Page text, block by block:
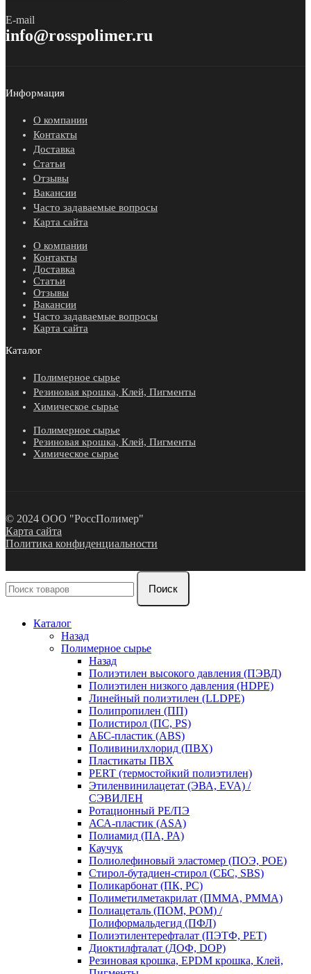
E-mail
info@rosspolimer.ru
Информация
О компании
Контакты
Доставка
Статьи
Отзывы
Вакансии
Часто задаваемые вопросы
Карта сайта
О компании
Контакты
Доставка
Статьи
Отзывы
Вакансии
Часто задаваемые вопросы
Карта сайта
Каталог
Полимерное сырье
Резиновая крошка, Клей, Пигменты
Химическое сырье
Полимерное сырье
Резиновая крошка, Клей, Пигменты
Химическое сырье
© 2024 ООО "РоссПолимер"
Карта сайта
Политика конфиденциальности
Поиск
Каталог
Назад
Полимерное сырье
Назад
Полиэтилен высокого давления (ПЭВД)
Полиэтилен низкого давления (HDPE)
Линейный полиэтилен (LLDPE)
Полипропилен (ПП)
Полистирол (ПС, PS)
АБС-пластик (ABS)
Поливинилхлорид (ПВХ)
Пластикаты ПВХ
PERT (термостойкий полиэтилен)
Этиленвинилацетат (ЭВА, EVA) /
СЭВИЛЕН
Ротационный PE/ПЭ
АСА-пластик (ASA)
Полиамид (ПА, PA)
Каучук
Полиолефиновый эластомер (ПОЭ, POE)
Стирол-бутадиен-стирол (СБС, SBS)
Поликарбонат (ПК, PC)
Полиметилметакрилат (ПММА, PMMA)
Полиацеталь (ПОМ, POM) /
Полиформальдегид (ПФЛ)
Полиэтилентерефталат (ПЭТФ, PET)
Диоктилфталат (ДОФ, DOP)
Резиновая крошка, EPDM крошка, Клей,